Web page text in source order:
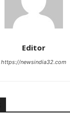
Editor
https://newsindia32.com